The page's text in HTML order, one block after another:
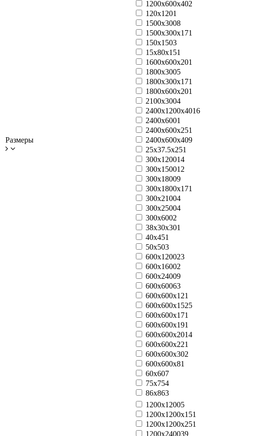
Размеры
1200x600x402
120х1201
1500x3008
1500x300x171
150x1503
15x80x151
1600x600x201
1800x3005
1800x300x171
1800x600x201
2100x3004
2400x1200x4016
2400x6001
2400x600x251
2400x600x409
25x37.5x251
300x120014
300x150012
300x18009
300x1800x171
300x21004
300x25004
300x6002
38x30x301
40x451
50x503
600x120023
600x16002
600x24009
600x60063
600x600x121
600x600x1525
600x600x171
600x600x191
600x600x2014
600x600x221
600x600x302
600x600x81
60x607
75x754
86х863
1200x12005
1200x1200x151
1200x1200x251
1200x240039